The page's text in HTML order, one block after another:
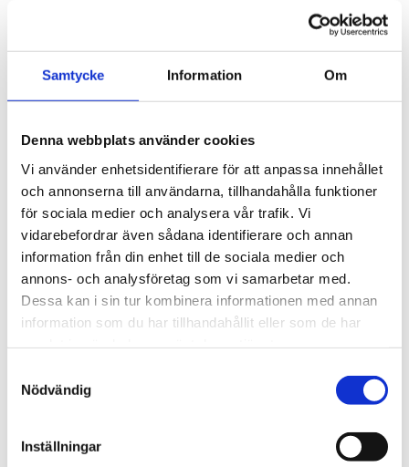
Samtycke Information Om
Denna webbplats använder cookies
Vi använder enhetsidentifierare för att anpassa innehållet
och annonserna till användarna, tillhandahålla funktioner
för sociala medier och analysera vår trafik. Vi
vidarebefordrar även sådana identifierare och annan
information från din enhet till de sociala medier och
annons- och analysföretag som vi samarbetar med.
Dessa kan i sin tur kombinera informationen med annan
information som du har tillhandahållit eller som de har
Nödvändig
Inställningar
Läs mer och
Nyheter
Nu är det dags att på nytt
nominera representanter till
stadens funktionshindersråd
Funktionshindersråden är forum för dialog
Syftet är att bistå i stadens arbete med att